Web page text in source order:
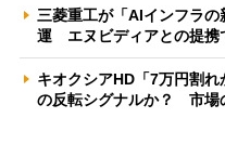
三菱重工が「AIインフラ
運 エヌビディアとの提
キオクシアHD「7万円割
の反転シグナルか？ 市